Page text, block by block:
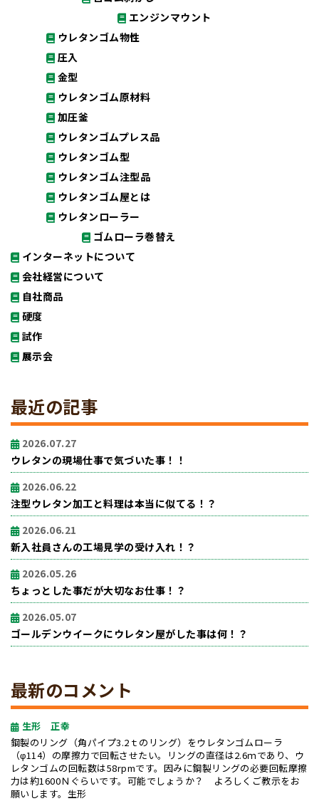
エンジンマウント
ウレタンゴム物性
圧入
金型
ウレタンゴム原材料
加圧釜
ウレタンゴムプレス品
ウレタンゴム型
ウレタンゴム注型品
ウレタンゴム屋とは
ウレタンローラー
ゴムローラ巻替え
インターネットについて
会社経営について
自社商品
硬度
試作
展示会
最近の記事
2026.07.27
ウレタンの現場仕事で気づいた事！！
2026.06.22
注型ウレタン加工と料理は本当に似てる！？
2026.06.21
新入社員さんの工場見学の受け入れ！？
2026.05.26
ちょっとした事だが大切なお仕事！？
2026.05.07
ゴールデンウイークにウレタン屋がした事は何！？
最新のコメント
生形 正幸
鋼製のリング（角パイプ3.2ｔのリング）をウレタンゴムローラ
（φ114）の摩擦力で回転させたい。リングの直径は2.6ｍであり、ウ
レタンゴムの回転数は58rpmです。因みに鋼製リングの必要回転摩擦
力は約1600Ｎぐらいです。可能でしょうか？ よろしくご教示をお
願いします。生形